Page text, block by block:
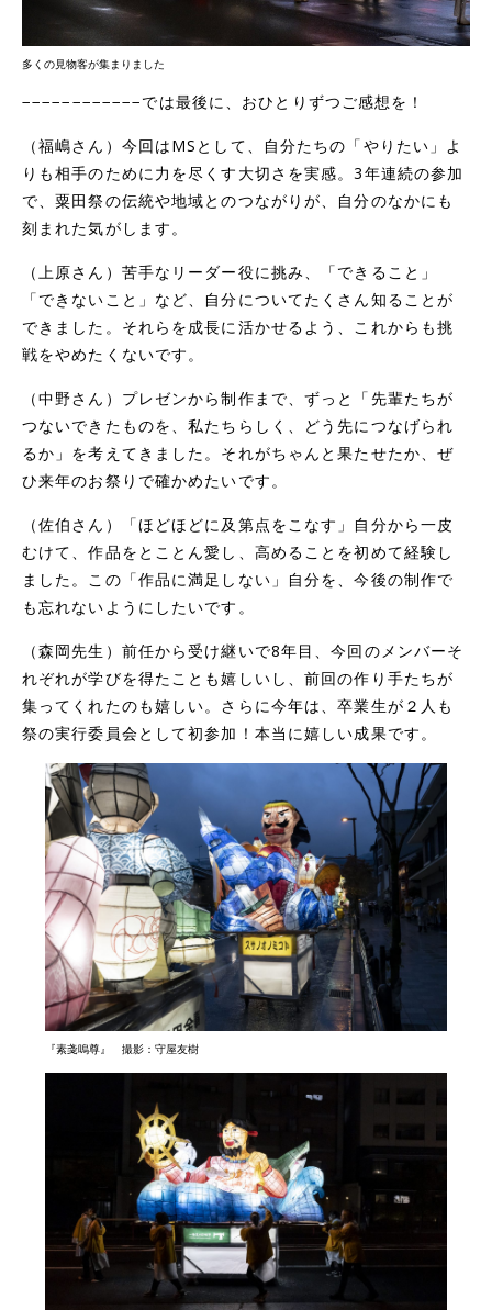
多くの見物客が集まりました
−−−−−−−−−−−−では最後に、おひとりずつご感想を！
（福嶋さん）今回はMSとして、自分たちの「やりたい」よ
りも相手のために力を尽くす大切さを実感。3年連続の参加
で、粟田祭の伝統や地域とのつながりが、自分のなかにも
刻まれた気がします。
（上原さん）苦手なリーダー役に挑み、「できること」
「できないこと」など、自分についてたくさん知ることが
できました。それらを成長に活かせるよう、これからも挑
戦をやめたくないです。
（中野さん）プレゼンから制作まで、ずっと「先輩たちが
つないできたものを、私たちらしく、どう先につなげられ
るか」を考えてきました。それがちゃんと果たせたか、ぜ
ひ来年のお祭りで確かめたいです。
（佐伯さん）「ほどほどに及第点をこなす」自分から一皮
むけて、作品をとことん愛し、高めることを初めて経験し
ました。この「作品に満足しない」自分を、今後の制作で
も忘れないようにしたいです。
（森岡先生）前任から受け継いで8年目、今回のメンバーそ
れぞれが学びを得たことも嬉しいし、前回の作り手たちが
集ってくれたのも嬉しい。さらに今年は、卒業生が２人も
祭の実行委員会として初参加！本当に嬉しい成果です。
『素戔嗚尊』 撮影：守屋友樹